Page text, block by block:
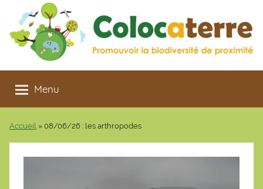
contenu
Colocaterre
Promouvoir
la
proximité
Menu
Accueil » 08/06/26 : les arthropodes